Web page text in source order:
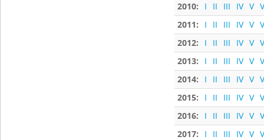
2010:
I II III IV V
2011:
I II III IV V
2012:
I II III IV V
2013:
I II III IV V
2014:
I II III IV V
2015:
I II III IV V
2016:
I II III IV V
2017:
I II III IV V